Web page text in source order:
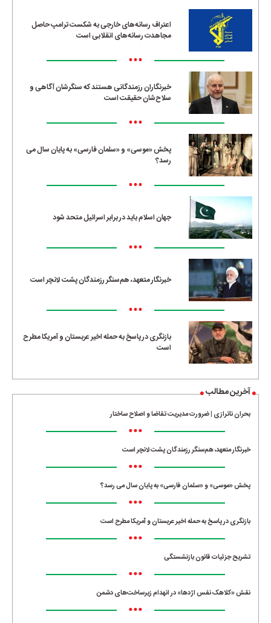
اعتراف رسانه‌های خارجی به شکست ترامپ حاصل
مجاهدت رسانه‌های انقلابی است
•••
خبرنگاران رزمندگانی هستند که سنگرشان آگاهی و
سلاح‌شان حقیقت است
•••
پخش «موسی» و «سلمان فارسی» به پایان سال می
رسد؟
•••
جهان اسلام باید در برابر اسرائیل متحد شود
•••
خبرنگار متعهد، هم‌سنگر رزمندگان پشت لانچر است
•••
بازنگری در پاسخ به حمله اخیر عربستان و آمریکا مطرح
است
آخرین مطالب
بحران ناترازی | ضرورت مدیریت تقاضا و اصلاح ساختار
•••
خبرنگار متعهد، هم‌سنگر رزمندگان پشت لانچر است
•••
پخش «موسی» و «سلمان فارسی» به پایان سال می رسد؟
•••
بازنگری در پاسخ به حمله اخیر عربستان و آمریکا مطرح است
•••
تشریح جزئیات قانون بازنشستگی
•••
نقش «کلاهک نفس اژدها» در انهدام زیرساخت‌های دشمن
•••